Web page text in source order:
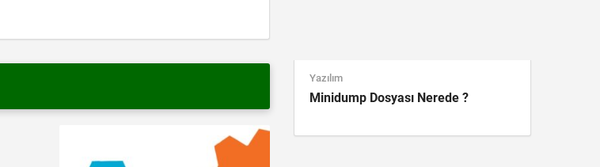
Yazılım
Minidump Dosyası Nerede ?